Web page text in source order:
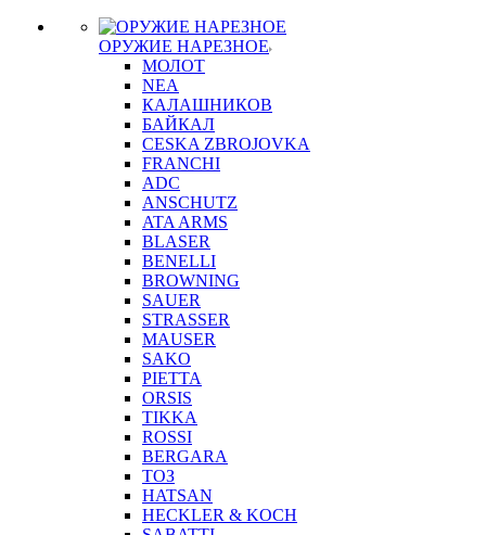
ОРУЖИЕ НАРЕЗНОЕ
МОЛОТ
NEA
КАЛАШНИКОВ
БАЙКАЛ
CESKA ZBROJOVKA
FRANCHI
ADC
ANSCHUTZ
ATA ARMS
BLASER
BENELLI
BROWNING
SAUER
STRASSER
MAUSER
SAKO
PIETTA
ORSIS
TIKKA
ROSSI
BERGARA
ТОЗ
HATSAN
HECKLER & KOCH